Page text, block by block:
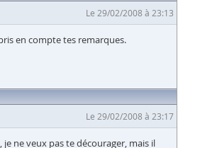
Le 29/02/2008 à 23:13
en compte tes remarques.
Le 29/02/2008 à 23:17
je ne veux pas te décourager, mais il